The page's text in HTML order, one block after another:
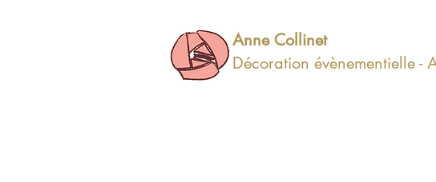
Anne Collinet
Décoration évènementielle -